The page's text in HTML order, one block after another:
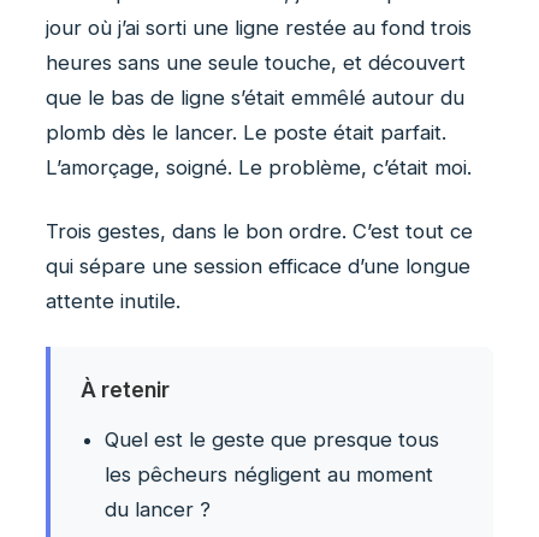
jour où j’ai sorti une ligne restée au fond trois
heures sans une seule touche, et découvert
que le bas de ligne s’était emmêlé autour du
plomb dès le lancer. Le poste était parfait.
L’amorçage, soigné. Le problème, c’était moi.
Trois gestes, dans le bon ordre. C’est tout ce
qui sépare une session efficace d’une longue
attente inutile.
À retenir
Quel est le geste que presque tous
les pêcheurs négligent au moment
du lancer ?